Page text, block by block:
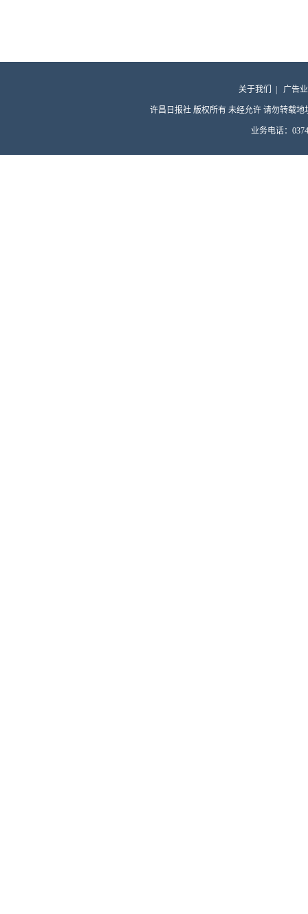
关于我们 广告
许昌日报社 版权所有 未经允许 请勿转载地
业务电话：